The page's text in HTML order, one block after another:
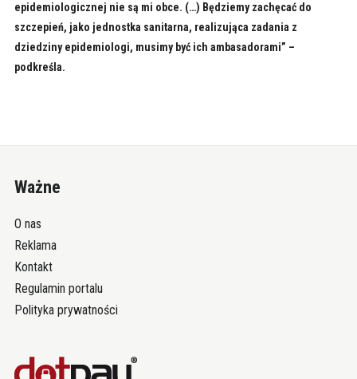
epidemiologicznej nie są mi obce. (…) Będziemy zachęcać do
szczepień, jako jednostka sanitarna, realizująca zadania z
dziedziny epidemiologi, musimy być ich ambasadorami” –
podkreśla.
Ważne
O nas
Reklama
Kontakt
Regulamin portalu
Polityka prywatności